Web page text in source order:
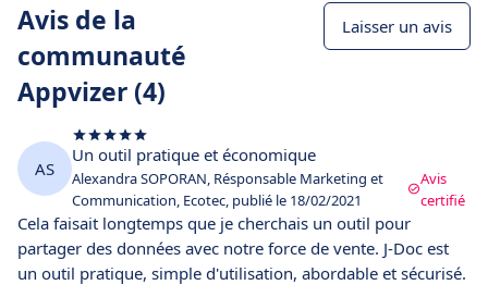
Avis de la
communauté
Appvizer (4)
Laisser un avis
AS
Un outil pratique et économique
Alexandra SOPORAN, Résponsable Marketing et
Communication, Ecotec, publié le 18/02/2021
Avis
certifié
Cela faisait longtemps que je cherchais un outil pour
partager des données avec notre force de vente. J-Doc est
un outil pratique, simple d'utilisation, abordable et sécurisé.